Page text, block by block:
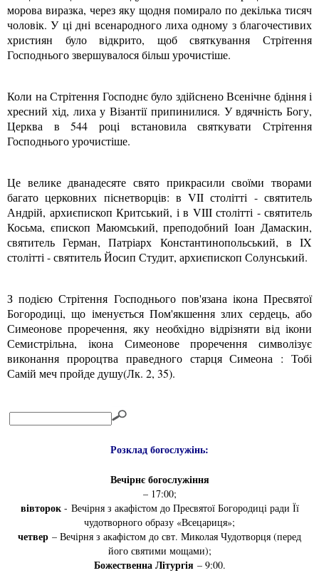
морова виразка, через яку щодня помирало по декілька тисяч
чоловік. У ці дні всенародного лиха одному з благочестивих
християн було відкрито, щоб святкування Стрітення
Господнього звершувалося більш урочистіше.
Коли на Стрітення Господнє було здійснено Всенічне бдіння і
хресний хід, лиха у Візантії припинилися. У вдячність Богу,
Церква в 544 році встановила святкувати Стрітення
Господнього урочистіше.
Це велике дванадесяте свято прикрасили своїми творами
багато церковних піснетворців: в VII столітті - святитель
Андрій, архиєпископ Критський, і в VIII столітті - святитель
Косьма, єпископ Маюмський, преподобний Іоан Дамаскин,
святитель Герман, Патріарх Константинопольський, в IX
столітті - святитель Йосип Студит, архиєпископ Солунський.
З подією Стрітення Господнього пов'язана ікона Пресвятої
Богородиці, що іменується Пом'якшення злих сердець, або
Симеонове проречення, яку необхідно відрізняти від ікони
Семистрільна, ікона Симеонове проречення символізує
виконання пророцтва праведного старця Симеона : Тобі
Самій меч пройде душу(Лк. 2, 35).
Розклад богослужінь:
Вечірнє богослужіння
– 17:00;
вівторок- Вечірня з акафістом до Пресвятої Богородиці ради Її
чудотворного образу «Всецариця»;
четвер – Вечірня з акафістом до свт. Миколая Чудотворця (перед
його святими мощами);
Божественна Літургія– 9:00.